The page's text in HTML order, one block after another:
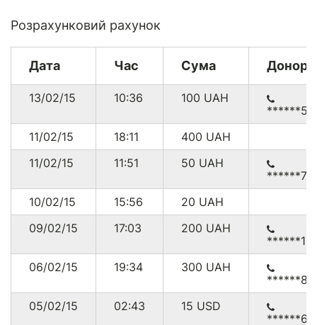
27/12/14
01:10
16/12/14
17:37 18.92USD
DE
14/12/14
21:02 9.41USD
US
13/12/14
14:19 0.66 USD UA
* 288.45 USD що на дату конвертації (03.03.2015)
становило 7747.22 грн.
* Комісія з платежів черезPayPal
складає від 0.3% до 7.4%
+ $0.30
Розрахунковий рахунок
Дата Час Сума Донор
13/02/15 10:36 100 UAH
11/02/15
18:11 400 UAH
11/02/15
11:51 50 UAH
10/02/15
15:56 20 UAH
09/02/15
17:03 200 UAH
06/02/15
19:34 300 UAH
05/02/15
02:43 15 USD